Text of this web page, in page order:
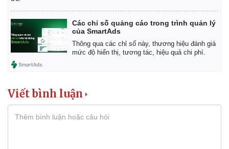
Các chỉ số quảng cáo trong trình quản lý
của SmartAds
Thông qua các chỉ số này, thương hiệu đánh giá
mức độ hiển thị, tương tác, hiệu quả chi phí.
Viết bình luận